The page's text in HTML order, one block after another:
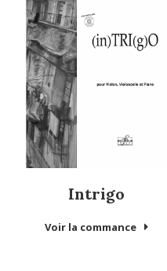
Intrigo
Voir la commance